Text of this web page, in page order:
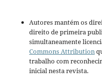
Autores mantém os
direito de primeira
simultaneamente
Commons Attribution
trabalho com
inicial nesta revista.